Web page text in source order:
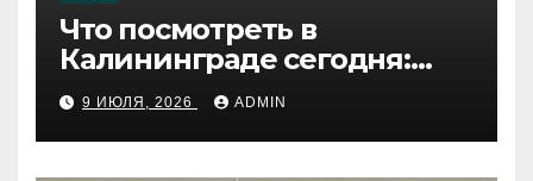
Что посмотреть в
Калининграде сегодня:
путеводитель по самому
западному городу России
9 ИЮЛЯ, 2026 ADMIN